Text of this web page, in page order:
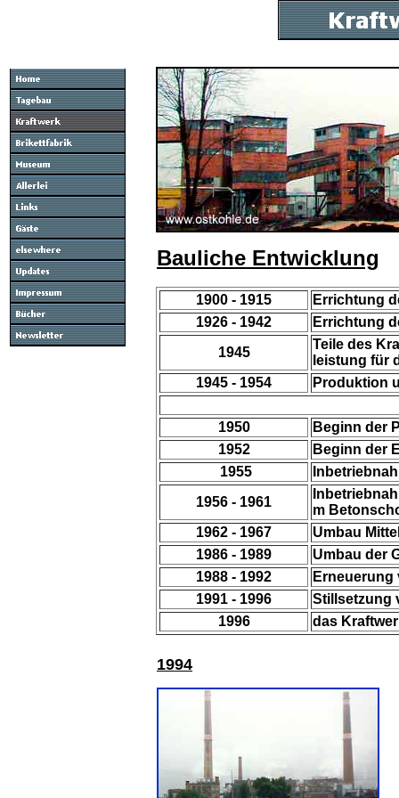
Bauliche Entwicklung
1900 - 1915
Errichtung
1926 - 1942
Errichtung
1945
Teile des
leistung für
1945 - 1954
Produktion
1950
Beginn der
1952
Beginn der
1955
1956 - 1961
m
1962 - 1967
Umbau
1986 - 1989
Umbau der
1988 - 1992
Erneuerung
1991 - 1996
Stillsetzung
1996
das
1994